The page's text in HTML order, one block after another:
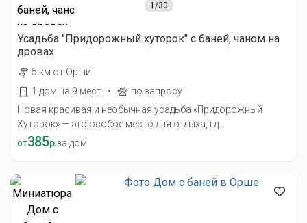
1/30
Усадьба "Придорожный хуторок" с баней, чаном на
дровах
5 км от Орши
1 дом на 9 мест
·
по запросу
Новая красивая и необычная усадьба «Придорожный
Хуторок» — это особое место для отдыха, гд...
от385р.за дом